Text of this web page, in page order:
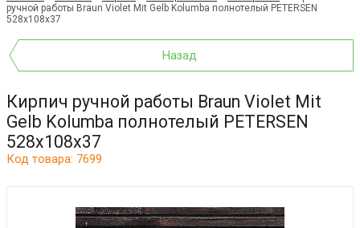
ручной работы Braun Violet Mit Gelb Kolumba полнотелый PETERSEN
528x108x37
Назад
Кирпич ручной работы Braun Violet Mit
Gelb Kolumba полнотелый PETERSEN
528x108x37
Код товара: 7699